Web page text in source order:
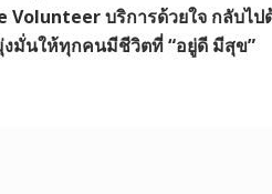
Volunteer บริการด้วยใจ กลับไป
งมั่นให้ทุกคนมีชีวิตที่ “อยู่ดี มีสุข”